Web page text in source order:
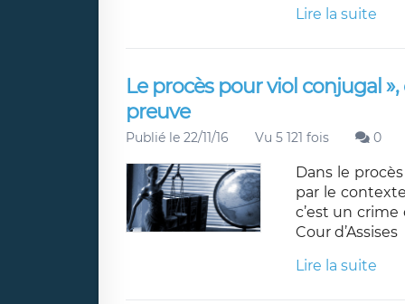
Lire la suite
Le procès pour viol conjugal
preuve
Publié le 22/11/16 Vu 5 121 fois 0
Dans le
par le
c’est un
Cour d’Assises
Lire la suite